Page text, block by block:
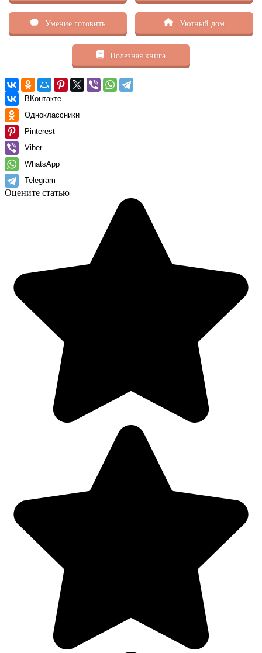
Умение готовить Уютный дом
Полезная книга
ВКонтакте
Одноклассники
Pinterest
Viber
WhatsApp
Telegram
Оцените статью